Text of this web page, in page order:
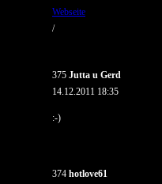
Webseite
/
375 Jutta u Gerd
14.12.2011 18:35
:-)
374 hotlove61